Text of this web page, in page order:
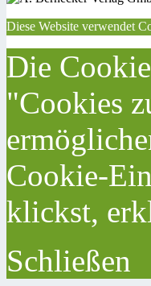
Diese Website verwendet
Die
"Cookies
Cookie-
klickst,
Schließen